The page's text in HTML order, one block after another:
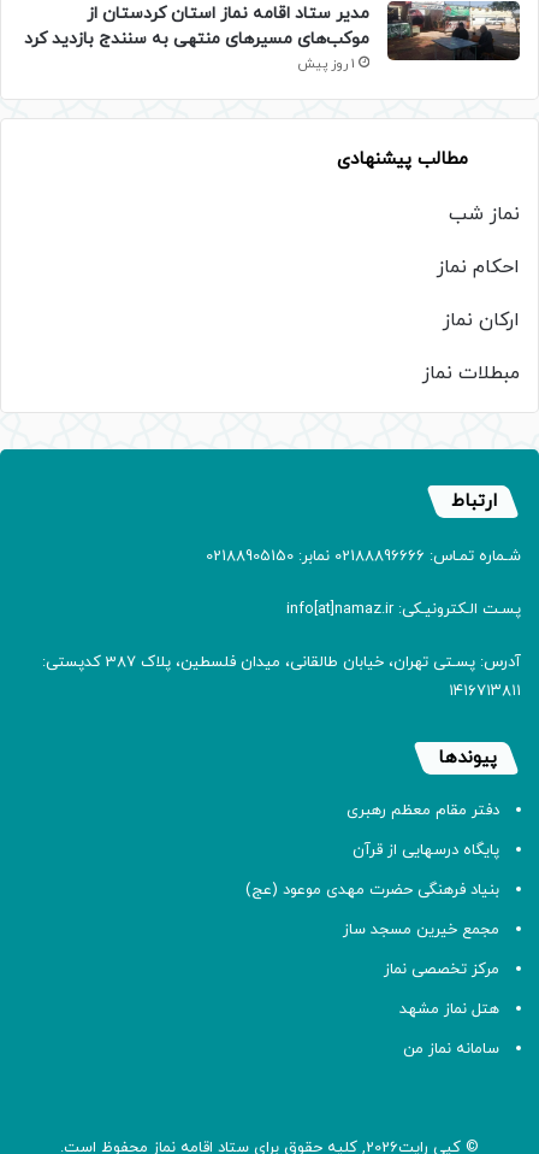
مدیر ستاد اقامه نماز استان کردستان از
موکب‌های مسیرهای منتهی به سنندج بازدید کرد
1 روز پیش
مطالب پیشنهادی
نماز شب
احکام نماز
ارکان نماز
مبطلات نماز
ارتباط
شـماره تمـاس: 02188896666 نمابر: 02188905150
پسـت الـکترونیـکی: info[at]namaz.ir
آدرس: پسـتی تهران، خیابان طالقانی، میدان فلسطین، پلاک 387 کدپستی:
۱۴۱۶۷۱۳۸۱۱
پیوندها
دفتر مقام معظم رهبری
پایگاه درسهایی از قرآن
بنیاد فرهنگی حضرت مهدی موعود (عج)
مجمع خیرین مسجد ساز
مرکز تخصصی نماز
هتل نماز مشهد
سامانه نماز من
© کپی رایت2026, کلیه حقوق برای ستاد اقامه نماز محفوظ است.